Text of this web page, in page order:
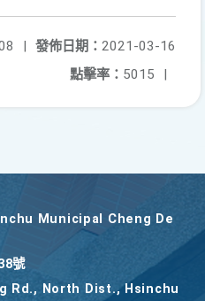
發佈日期： 2021-03-16
|
點擊率： 5015 |
Municipal Cheng De
號
Rd., North Dist., Hsinchu